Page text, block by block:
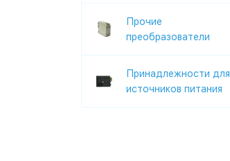
Прочие
преобразователи
Принадлежности для
источников питания